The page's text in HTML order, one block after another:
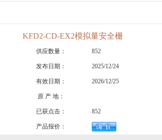
KFD2-CD-EX2模拟量安全栅
供应数量： 852
发布日期： 2025/12/24
有效日期： 2026/12/25
原 产 地：
已获点击： 852
产品报价：